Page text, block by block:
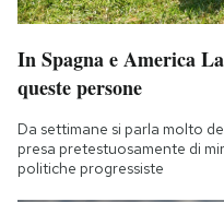
In Spagna e America
queste persone
Da settimane si parla molto
presa pretestuosamente di
politiche progressiste